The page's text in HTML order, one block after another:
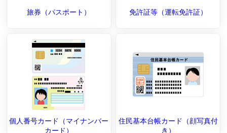
旅券（パスポート） 免許証等（運転免許証）
個人番号カード（マイナンバー
カード）
住民基本台帳カード（顔写真付
き）